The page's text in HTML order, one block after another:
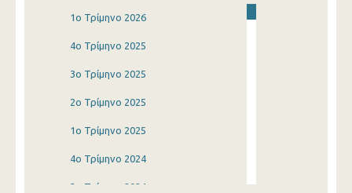
1o Τρίμηνο 2026
4o Τρίμηνο 2025
3o Τρίμηνο 2025
2o Τρίμηνο 2025
1o Τρίμηνο 2025
4o Τρίμηνο 2024
3o Τρίμηνο 2024